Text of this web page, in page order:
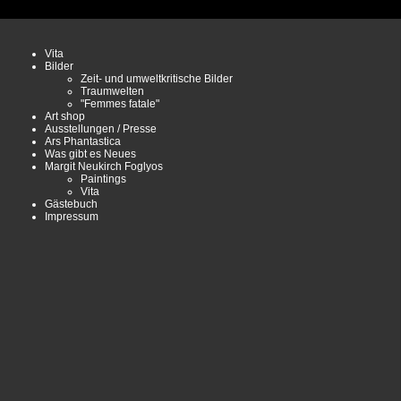
Vita
Bilder
Zeit- und umweltkritische Bilder
Traumwelten
"Femmes fatale"
Art shop
Ausstellungen / Presse
Ars Phantastica
Was gibt es Neues
Margit Neukirch Foglyos
Paintings
Vita
Gästebuch
Impressum